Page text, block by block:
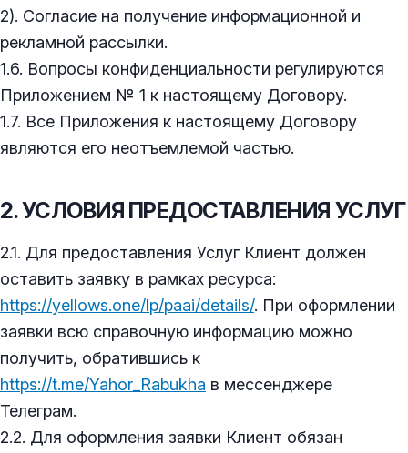
2). Согласие на получение информационной и
рекламной рассылки.
1.6. Вопросы конфиденциальности регулируются
Приложением № 1 к настоящему Договору.
1.7. Все Приложения к настоящему Договору
являются его неотъемлемой частью.
2. УСЛОВИЯ ПРЕДОСТАВЛЕНИЯ УСЛУГ
2.1. Для предоставления Услуг Клиент должен
оставить заявку в рамках ресурса:
https://yellows.one/lp/paai/details/. При оформлении
заявки всю справочную информацию можно
получить, обратившись к
https://t.me/Yahor_Rabukha в мессенджере
Телеграм.
2.2. Для оформления заявки Клиент обязан